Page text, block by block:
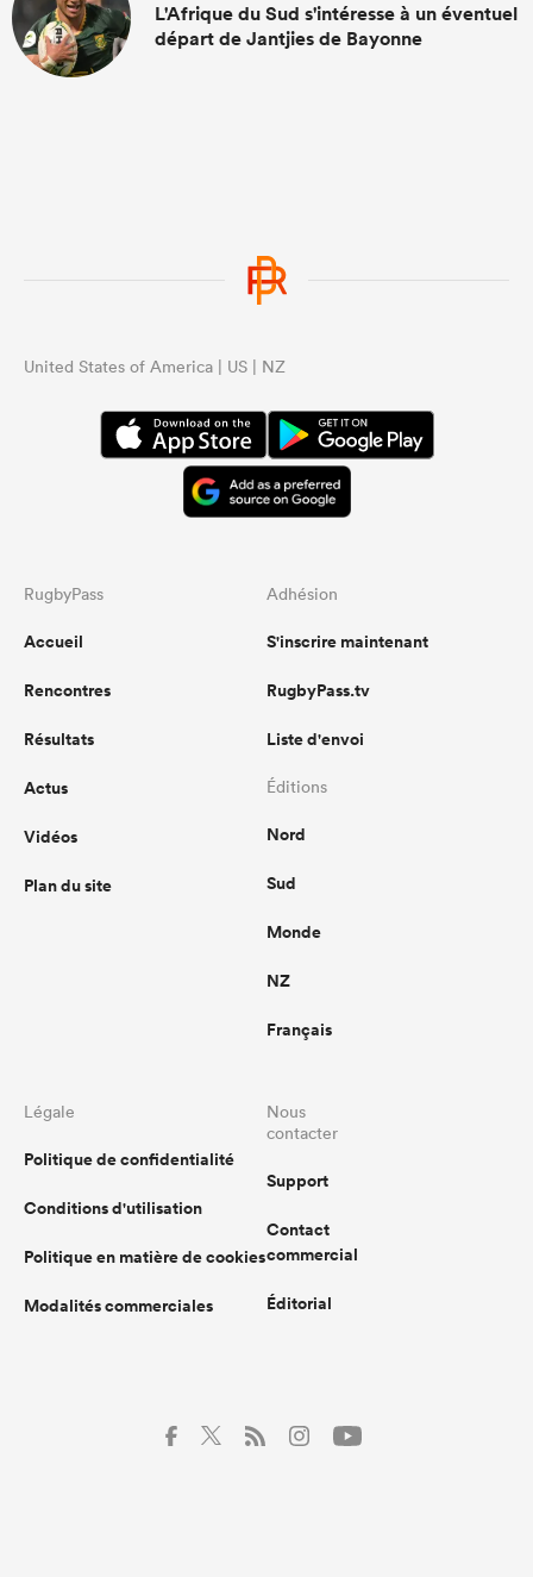
L'Afrique du Sud s'intéresse à un éventuel
départ de Jantjies de Bayonne
United States of America | US | NZ
RugbyPass
Accueil
Rencontres
Résultats
Actus
Vidéos
Plan du site
Adhésion
S'inscrire maintenant
RugbyPass.tv
Liste d'envoi
Éditions
Nord
Sud
Monde
NZ
Français
Légale
Politique de confidentialité
Conditions d'utilisation
Politique en matière de cookies
Modalités commerciales
Nous
contacter
Support
Contact
commercial
Éditorial